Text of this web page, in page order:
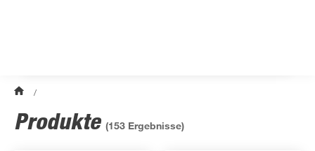
/
Produkte (153 Ergebnisse)